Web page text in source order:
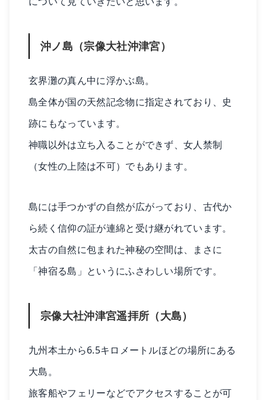
沖ノ島（宗像大社沖津宮）
玄界灘の真ん中に浮かぶ島。
島全体が国の天然記念物に指定されており、史
跡にもなっています。
神職以外は立ち入ることができず、女人禁制
（女性の上陸は不可）でもあります。
島には手つかずの自然が広がっており、古代か
ら続く信仰の証が連綿と受け継がれています。
太古の自然に包まれた神秘の空間は、まさに
「神宿る島」というにふさわしい場所です。
宗像大社沖津宮遥拝所（大島）
九州本土から6.5キロメートルほどの場所にある
大島。
旅客船やフェリーなどでアクセスすることが可